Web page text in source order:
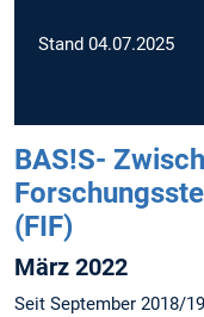
Stand 04.07.2025
BAS!S-
(FIF)
März 2022
Seit September 2018/